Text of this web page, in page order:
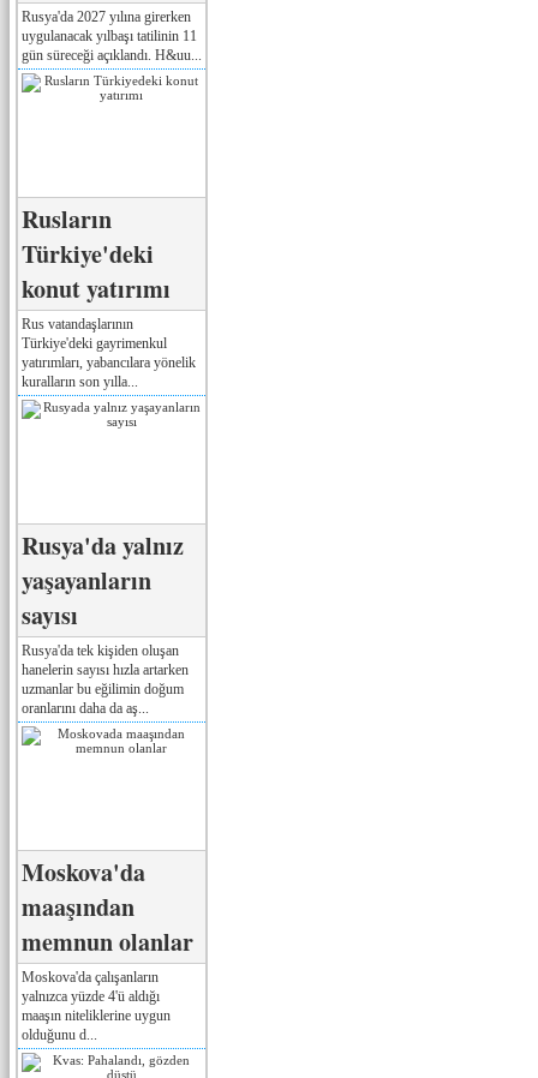
Rusya'da 2027 yılına girerken
uygulanacak yılbaşı tatilinin 11
gün süreceği açıklandı. H&uu...
Rusların
Türkiye'deki
konut yatırımı
Rus vatandaşlarının
Türkiye'deki gayrimenkul
yatırımları, yabancılara yönelik
kuralların son yılla...
Rusya'da yalnız
yaşayanların
sayısı
Rusya'da tek kişiden oluşan
hanelerin sayısı hızla artarken
uzmanlar bu eğilimin doğum
oranlarını daha da aş...
Moskova'da
maaşından
memnun olanlar
Moskova'da çalışanların
yalnızca yüzde 4'ü aldığı
maaşın niteliklerine uygun
olduğunu d...